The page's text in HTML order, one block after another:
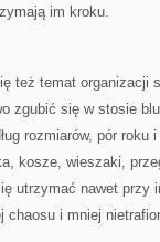
im kroku.
też temat organizacji
zgubić się w stosie
rozmiarów, pór
kosze, wieszaki,
utrzymać nawet przy
chaosu i mniej